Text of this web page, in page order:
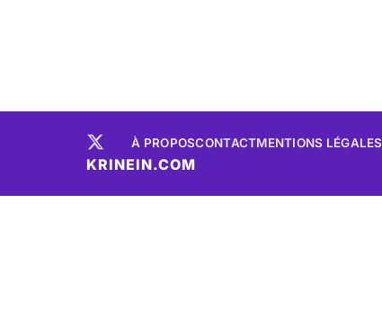
À PROPOSCONTACTMENTIONS LÉGALES
KRINEIN.COM